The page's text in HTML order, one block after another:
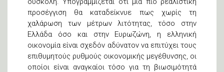
προσέγγιση θα καταδείκνυε πως χωρίς τη
χαλάρωση των μέτρων λιτότητας, τόσο στην
Ελλάδα όσο και στην Ευρωζώνη, η ελληνική
οικονομία είναι σχεδόν αδύνατον να επιτύχει τους
επιθυμητούς ρυθμούς οικονομικής μεγέθυνσης, οι
οποίοι είναι αναγκαίοι τόσο για τη βιωσιμότητά